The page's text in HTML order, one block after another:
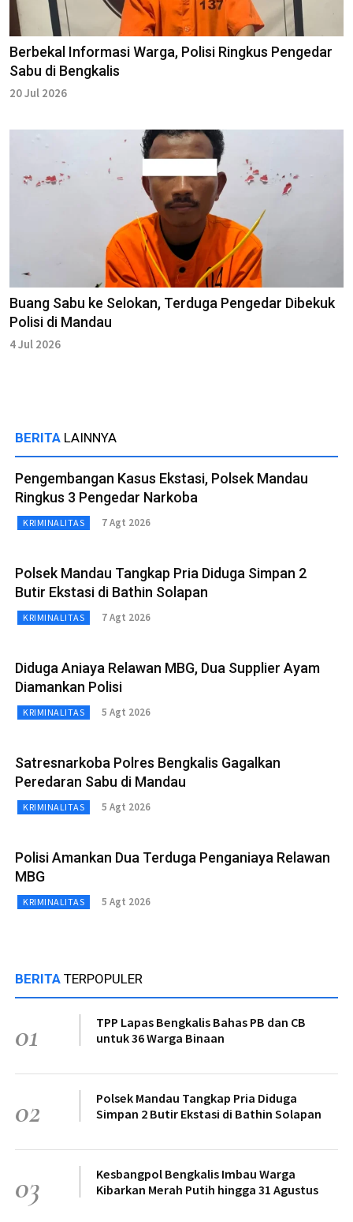
Berbekal Informasi Warga, Polisi Ringkus Pengedar
Sabu di Bengkalis
20 Jul 2026
Buang Sabu ke Selokan, Terduga Pengedar Dibekuk
Polisi di Mandau
4 Jul 2026
BERITA LAINNYA
Pengembangan Kasus Ekstasi, Polsek Mandau
Ringkus 3 Pengedar Narkoba
KRIMINALITAS 7 Agt 2026
Polsek Mandau Tangkap Pria Diduga Simpan 2
Butir Ekstasi di Bathin Solapan
KRIMINALITAS 7 Agt 2026
Diduga Aniaya Relawan MBG, Dua Supplier Ayam
Diamankan Polisi
KRIMINALITAS 5 Agt 2026
Satresnarkoba Polres Bengkalis Gagalkan
Peredaran Sabu di Mandau
KRIMINALITAS 5 Agt 2026
Polisi Amankan Dua Terduga Penganiaya Relawan
MBG
KRIMINALITAS 5 Agt 2026
BERITA TERPOPULER
01
TPP Lapas Bengkalis Bahas PB dan CB
untuk 36 Warga Binaan
02
Polsek Mandau Tangkap Pria Diduga
Simpan 2 Butir Ekstasi di Bathin Solapan
03
Kesbangpol Bengkalis Imbau Warga
Kibarkan Merah Putih hingga 31 Agustus